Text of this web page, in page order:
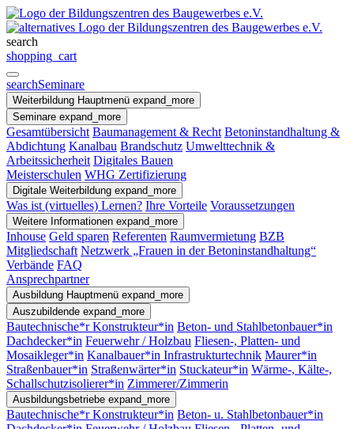
search
shopping_cart
searchSeminare
Weiterbildung Hauptmenü expand_more
Seminare expand_more
Gesamtübersicht Baumanagement & Recht Betoninstandhaltung &
Abdichtung Kanalbau Brandschutz Umwelttechnik &
Arbeitssicherheit Digitales Bauen
Meisterschulen WHG Zertifizierung
Digitale Weiterbildung expand_more
Was ist (virtuelles) Lernen? Ihre Vorteile Voraussetzungen
Weitere Informationen expand_more
Inhouse Geld sparen Referenten Raumvermietung BZB
Mitgliedschaft Netzwerk „Frauen in der Betoninstandhaltung“
Verbände FAQ
Ansprechpartner
Ausbildung Hauptmenü expand_more
Auszubildende expand_more
Bautechnische*r Konstrukteur*in Beton- und Stahlbetonbauer*in
Dachdecker*in Feuerwehr / Holzbau Fliesen-, Platten- und
Mosaikleger*in Kanalbauer*in Infrastrukturtechnik Maurer*in
Straßenbauer*in Straßenwärter*in Stuckateur*in Wärme-, Kälte-,
Schallschutzisolierer*in Zimmerer/Zimmerin
Ausbildungsbetriebe expand_more
Bautechnische*r Konstrukteur*in Beton- u. Stahlbetonbauer*in